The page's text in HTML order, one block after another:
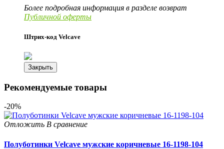
Более подробная информация в разделе возврат
Публичной оферты
Штрих-код Velcave
Закрыть
Рекомендуемые товары
-20%
Отложить В сравнение
Полуботинки Velcave мужские коричневые 16-1198-104